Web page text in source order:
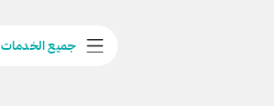
جميع الخدمات